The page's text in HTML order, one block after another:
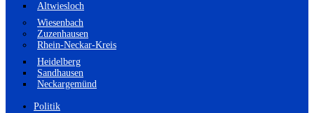
Altwiesloch
Wiesenbach
Zuzenhausen
Rhein-Neckar-Kreis
Heidelberg
Sandhausen
Neckargemünd
Politik